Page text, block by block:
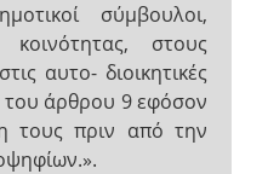
σύμβουλοι,
στους
αυτο- διοικητικές
άρθρου 9 εφόσον
τους πριν από την